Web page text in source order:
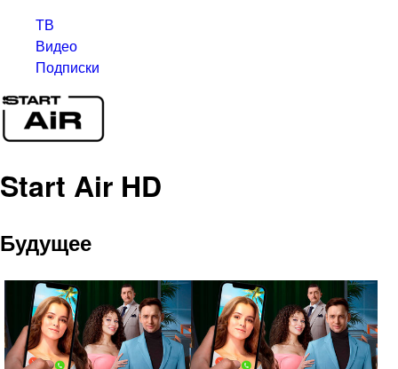
ТВ
Видео
Подписки
Start Air HD
Будущее